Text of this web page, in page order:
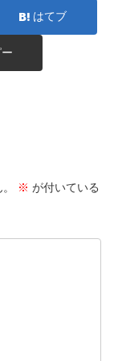
はてブ
※ が付いている